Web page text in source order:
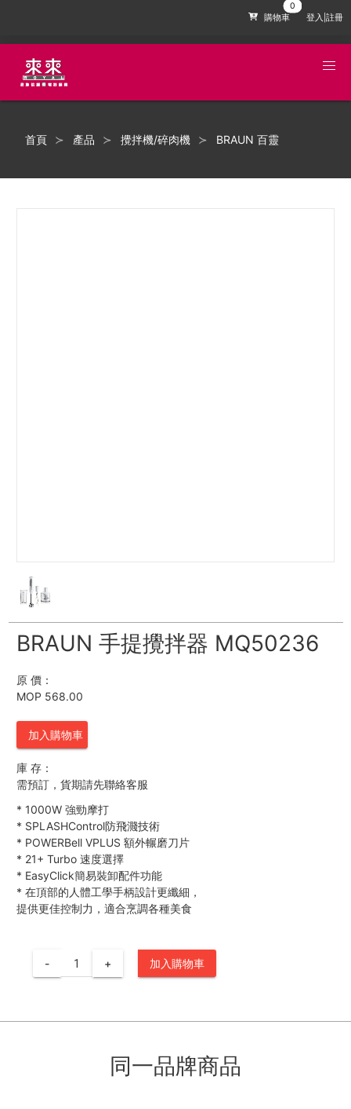
購物車 登入|註冊
首頁 產品 攪拌機/碎肉機 BRAUN 百靈
BRAUN 手提攪拌器 MQ50236
原 價：
MOP 568.00
加入購物車
庫 存：
需預訂，貨期請先聯絡客服
* 1000W 強勁摩打
* SPLASHControl防飛濺技術
* POWERBell VPLUS 額外輾磨刀片
* 21+ Turbo 速度選擇
* EasyClick簡易裝卸配件功能
* 在頂部的人體工學手柄設計更纖細，
提供更佳控制力，適合烹調各種美食
- + 加入購物車
同一品牌商品